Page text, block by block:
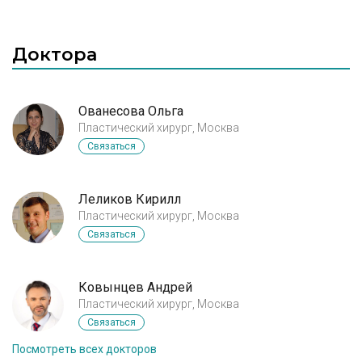
Доктора
Ованесова Ольга
Пластический хирург, Москва
Связаться
Леликов Кирилл
Пластический хирург, Москва
Связаться
Ковынцев Андрей
Пластический хирург, Москва
Связаться
Посмотреть всех докторов